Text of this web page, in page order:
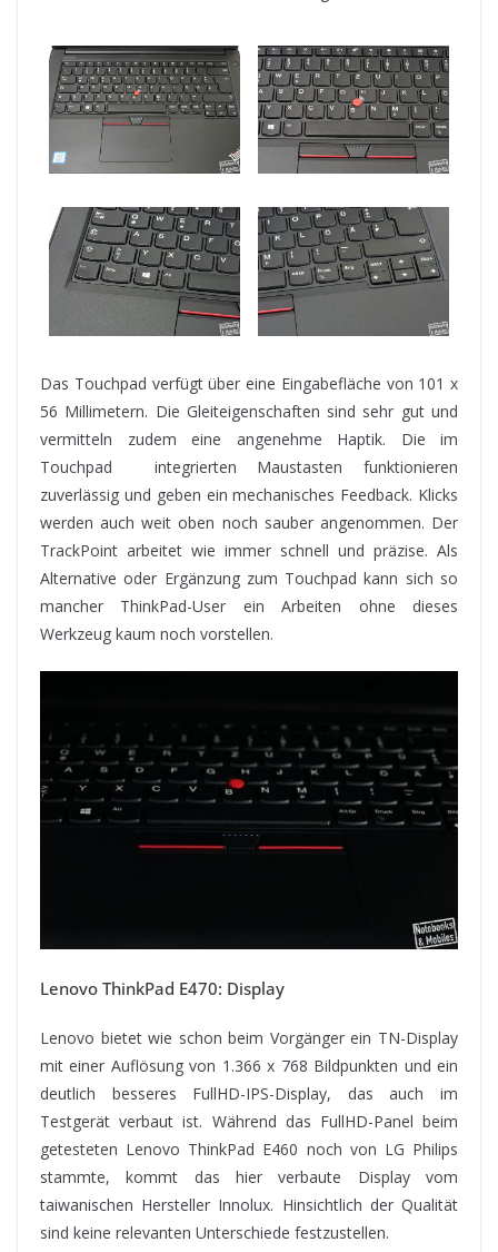
Das Touchpad verfügt über eine Eingabefläche von 101 x
56 Millimetern. Die Gleiteigenschaften sind sehr gut und
vermitteln zudem eine angenehme Haptik. Die im
Touchpad integrierten Maustasten funktionieren
zuverlässig und geben ein mechanisches Feedback. Klicks
werden auch weit oben noch sauber angenommen. Der
TrackPoint arbeitet wie immer schnell und präzise. Als
Alternative oder Ergänzung zum Touchpad kann sich so
mancher ThinkPad-User ein Arbeiten ohne dieses
Werkzeug kaum noch vorstellen.
Lenovo ThinkPad E470: Display
Lenovo bietet wie schon beim Vorgänger ein TN-Display
mit einer Auflösung von 1.366 x 768 Bildpunkten und ein
deutlich besseres FullHD-IPS-Display, das auch im
Testgerät verbaut ist. Während das FullHD-Panel beim
getesteten Lenovo ThinkPad E460 noch von LG Philips
stammte, kommt das hier verbaute Display vom
taiwanischen Hersteller Innolux. Hinsichtlich der Qualität
sind keine relevanten Unterschiede festzustellen.